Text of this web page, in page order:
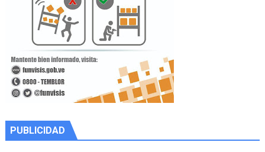
PUBLICIDAD